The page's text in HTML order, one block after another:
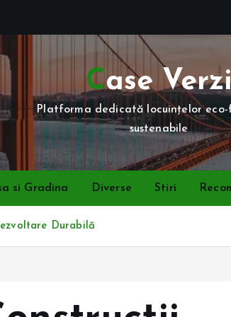
Case
Platforma dedicată locuințelor
sustenabile
si Gradina Diverse Stiri
Durabilă